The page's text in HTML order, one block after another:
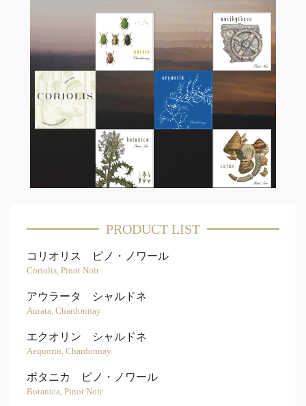
PRODUCT LIST
コリオリス ピノ・ノワール
Coriolis, Pinot Noir
アウラータ シャルドネ
Aurata, Chardonnay
エクオリン シャルドネ
Aequorin, Chardonnay
ボタニカ ピノ・ノワール
Botanica, Pinot Noir